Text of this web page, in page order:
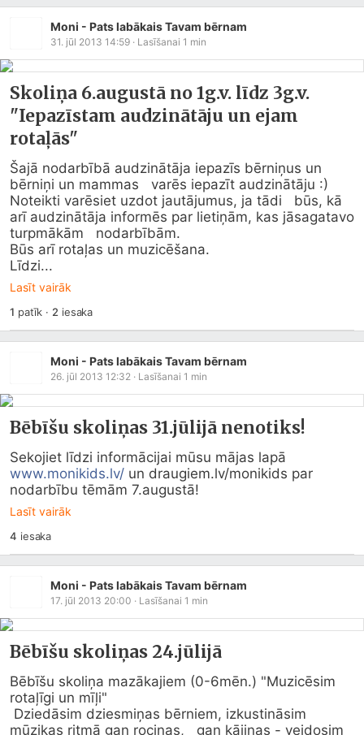
Moni - Pats labākais Tavam bērnam
31. jūl 2013 14:59 · Lasīšanai 1 min
Skoliņa 6.augustā no 1g.v. līdz 3g.v.
"Iepazīstam audzinātāju un ejam
rotaļās"
Šajā nodarbībā audzinātāja iepazīs bērniņus un
bērniņi un mammas   varēs iepazīt audzinātāju :)
Noteikti varēsiet uzdot jautājumus, ja tādi   būs, kā
arī audzinātāja informēs par lietiņām, kas jāsagatavo
turpmākām   nodarbībām.
Būs arī rotaļas un muzicēšana.
Līdzi...
Lasīt vairāk
1 patīk · 2 iesaka
Moni - Pats labākais Tavam bērnam
26. jūl 2013 12:32 · Lasīšanai 1 min
Bēbīšu skoliņas 31.jūlijā nenotiks!
www.monikids.lv/ un draugiem.lv/monikids par
nodarbību tēmām 7.augustā!
Lasīt vairāk
4 iesaka
Moni - Pats labākais Tavam bērnam
17. jūl 2013 20:00 · Lasīšanai 1 min
Bēbīšu skoliņas 24.jūlijā
Bēbīšu skoliņa mazākajiem (0-6mēn.) "Muzicēsim
rotaļīgi un mīļi"
mūzikas ritmā gan rociņas,   gan kājiņas - veidosim